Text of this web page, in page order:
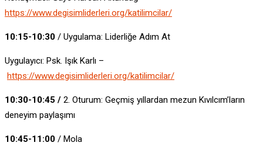
https://www.degisimliderleri.org/katilimcilar/
10:15-10:30 / Uygulama: Liderliğe Adım At
Uygulayıcı: Psk. Işık Karlı –
https://www.degisimliderleri.org/katilimcilar/
10:30-10:45 / 2. Oturum: Geçmiş yıllardan mezun Kıvılcım’ların
deneyim paylaşımı
10:45-11:00 / Mola